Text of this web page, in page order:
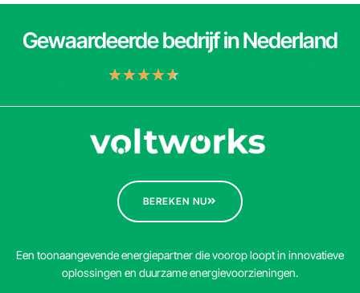
Gewaardeerde bedrijf in Nederland
★★★★★
BEREKEN NU
Een toonaangevende energiepartner die voorop loopt in innovatieve
oplossingen en duurzame energievoorzieningen.